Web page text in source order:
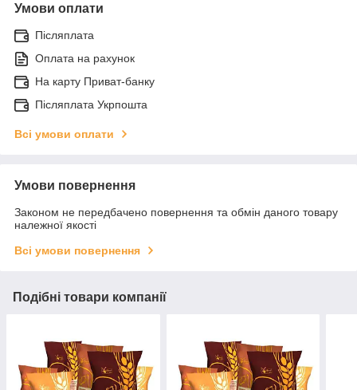
Умови оплати
Післяплата
Оплата на рахунок
На карту Приват-банку
Післяплата Укрпошта
Всі умови оплати
Умови повернення
Законом не передбачено повернення та обмін даного товару
належної якості
Всі умови повернення
Подібні товари компанії